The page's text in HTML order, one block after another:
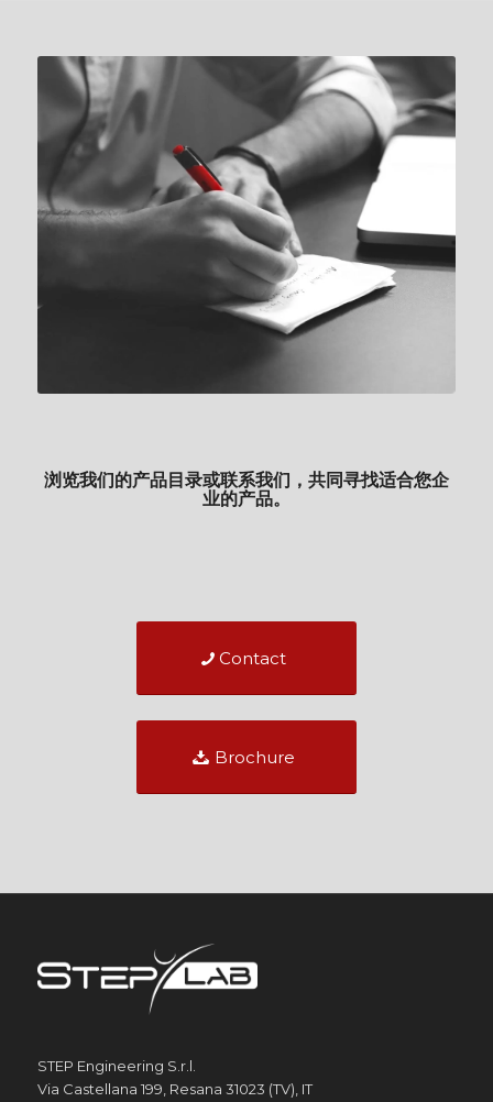
浏览我们的产品目录或联系我们，共同寻找适合您企
业的产品。
Contact
Brochure
STEP Engineering S.r.l.
Via Castellana 199, Resana 31023 (TV), IT